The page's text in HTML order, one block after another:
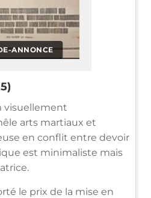
ANNONCE
visuellement
arts martiaux et
en conflit entre devoir
est minimaliste mais
le prix de la mise en